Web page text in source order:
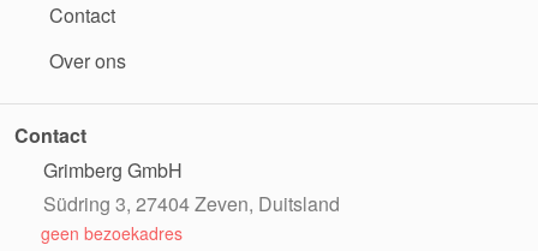
Contact
Over ons
Contact
Grimberg GmbH
Südring 3, 27404 Zeven, Duitsland
geen bezoekadres